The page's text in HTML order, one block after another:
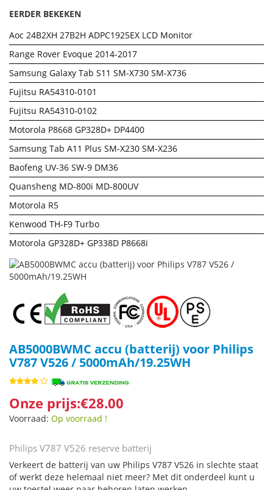
EERDER BEKEKEN
Aoc 24B2XH 27B2H ADPC1925EX LCD Monitor
Range Rover Evoque 2014-2017
Samsung Galaxy Tab S11 SM-X730 SM-X736
Fujitsu RA54310-0101
Fujitsu RA54310-0102
Motorola P8668 GP328D+ DP4400
Samsung Tab A11 Plus SM-X230 SM-X236
Baofeng UV-36 SW-9 DM36
Quansheng MD-800i MD-800UV
Motorola R5
Kenwood TH-F9 Turbo
Motorola GP328D+ GP338D P8668i
AB5000BWMC accu (batterij) voor Philips
V787 V526 / 5000mAh/19.25WH
Onze prijs:€28.00
Voorraad: Op voorraad !
Philips V787 V526 reserve batterij
Verkeert de batterij van uw Philips V787 V526 in slechte staat
of werkt deze helemaal niet meer? Met dit onderdeel kunt u